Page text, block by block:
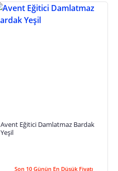
Avent Eğitici Damlatmaz Bardak
Yeşil
Son 10 Günün En Düşük Fiyatı